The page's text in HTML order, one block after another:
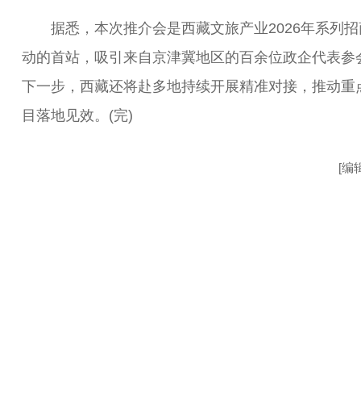
据悉，本次推介会是西藏文旅产业2026年系列招
动的首站，吸引来自京津冀地区的百余位政企代表参
下一步，西藏还将赴多地持续开展精准对接，推动重
目落地见效。(完)
[编